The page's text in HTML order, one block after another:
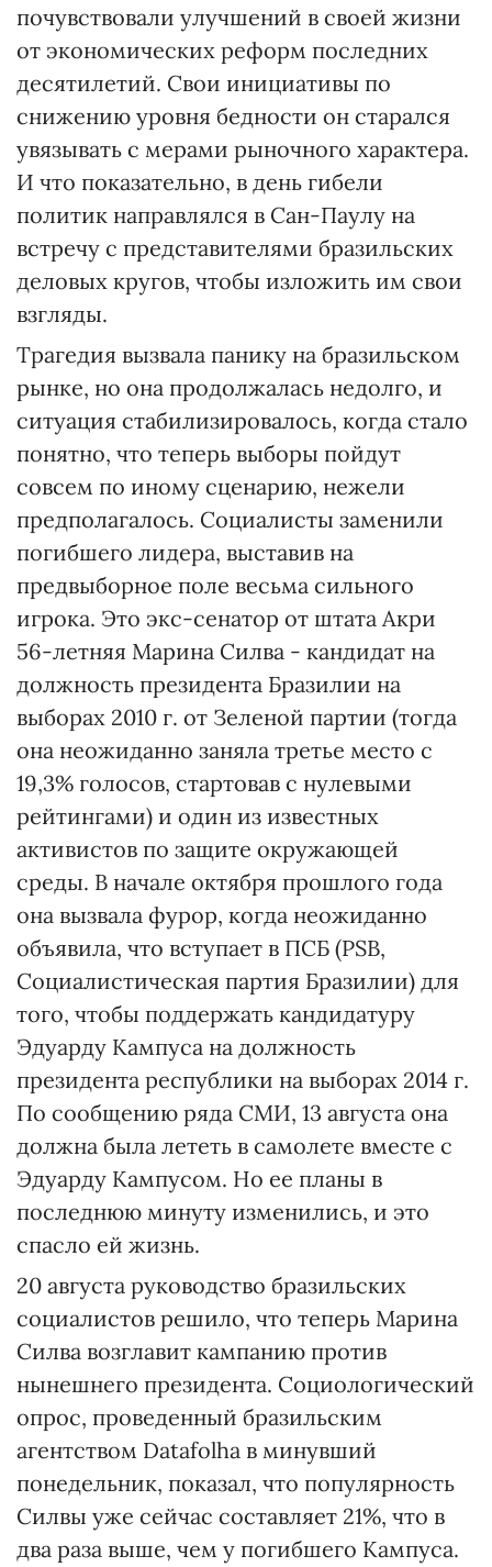
почувствовали улучшений в своей жизни
от экономических реформ последних
десятилетий. Свои инициативы по
снижению уровня бедности он старался
увязывать с мерами рыночного характера.
И что показательно, в день гибели
политик направлялся в Сан-Паулу на
встречу с представителями бразильских
деловых кругов, чтобы изложить им свои
взгляды.
Трагедия вызвала панику на бразильском
рынке, но она продолжалась недолго, и
ситуация стабилизировалось, когда стало
понятно, что теперь выборы пойдут
совсем по иному сценарию, нежели
предполагалось. Социалисты заменили
погибшего лидера, выставив на
предвыборное поле весьма сильного
игрока. Это экс-сенатор от штата Акри
56-летняя Марина Силва - кандидат на
должность президента Бразилии на
выборах 2010 г. от Зеленой партии (тогда
она неожиданно заняла третье место с
19,3% голосов, стартовав с нулевыми
рейтингами) и один из известных
активистов по защите окружающей
среды. В начале октября прошлого года
она вызвала фурор, когда неожиданно
объявила, что вступает в ПСБ (PSB,
Социалистическая партия Бразилии) для
того, чтобы поддержать кандидатуру
Эдуарду Кампуса на должность
президента республики на выборах 2014 г.
По сообщению ряда СМИ, 13 августа она
должна была лететь в самолете вместе с
Эдуарду Кампусом. Но ее планы в
последнюю минуту изменились, и это
спасло ей жизнь.
20 августа руководство бразильских
социалистов решило, что теперь Марина
Силва возглавит кампанию против
нынешнего президента. Социологический
опрос, проведенный бразильским
агентством Datafolha в минувший
понедельник, показал, что популярность
Силвы уже сейчас составляет 21%, что в
два раза выше, чем у погибшего Кампуса.